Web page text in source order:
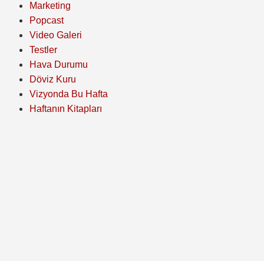
Marketing
Popcast
Video Galeri
Testler
Hava Durumu
Döviz Kuru
Vizyonda Bu Hafta
Haftanın Kitapları